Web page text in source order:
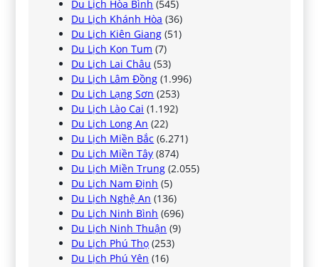
Du Lịch Hòa Bình (545)
Du Lịch Khánh Hòa (36)
Du Lịch Kiên Giang (51)
Du Lịch Kon Tum (7)
Du Lịch Lai Châu (53)
Du Lịch Lâm Đồng (1.996)
Du Lịch Lạng Sơn (253)
Du Lịch Lào Cai (1.192)
Du Lịch Long An (22)
Du Lịch Miền Bắc (6.271)
Du Lịch Miền Tây (874)
Du Lịch Miền Trung (2.055)
Du Lịch Nam Định (5)
Du Lịch Nghệ An (136)
Du Lịch Ninh Bình (696)
Du Lịch Ninh Thuận (9)
Du Lịch Phú Thọ (253)
Du Lịch Phú Yên (16)